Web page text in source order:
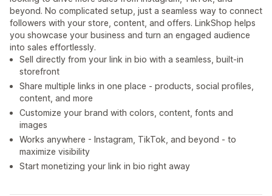
beyond. No complicated setup, just a seamless way to connect
followers with your store, content, and offers. LinkShop helps
you showcase your business and turn an engaged audience
into sales effortlessly.
Sell directly from your link in bio with a seamless, built-in
storefront
Share multiple links in one place - products, social profiles,
content, and more
Customize your brand with colors, content, fonts and
images
Works anywhere - Instagram, TikTok, and beyond - to
maximize visibility
Start monetizing your link in bio right away